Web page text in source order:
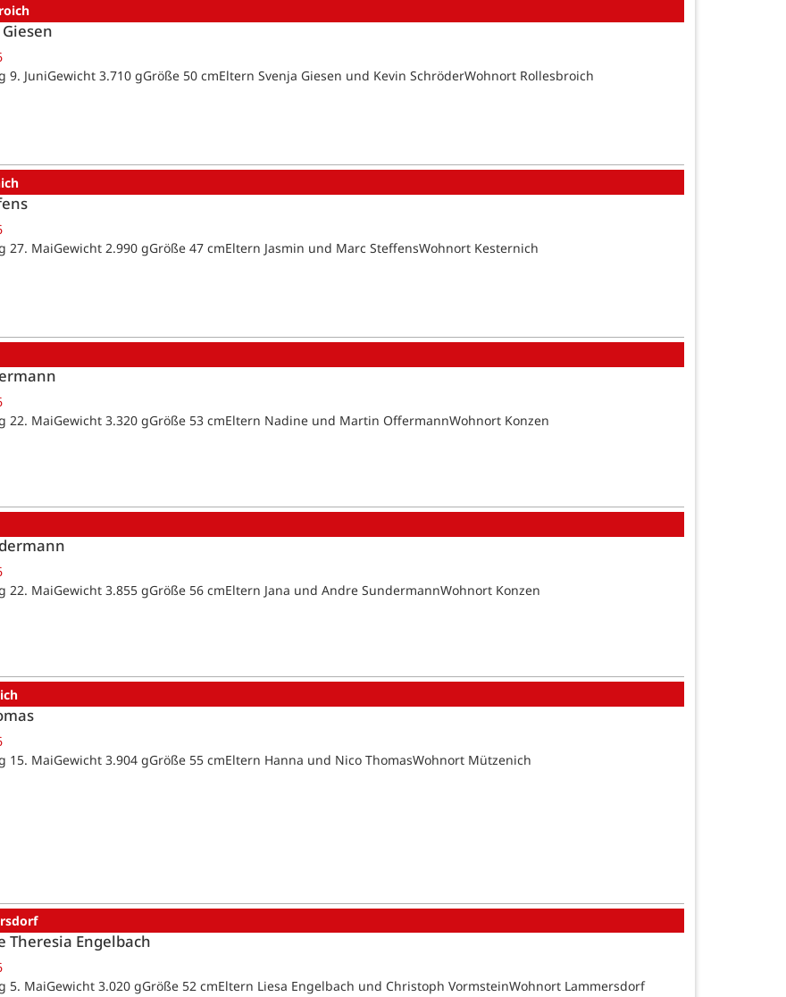
9. JuniGewicht 3.710 gGröße 50 cmEltern Svenja Giesen und Kevin SchröderWohnort Rollesbroich
27. MaiGewicht 2.990 gGröße 47 cmEltern Jasmin und Marc SteffensWohnort Kesternich
22. MaiGewicht 3.320 gGröße 53 cmEltern Nadine und Martin OffermannWohnort Konzen
22. MaiGewicht 3.855 gGröße 56 cmEltern Jana und Andre SundermannWohnort Konzen
15. MaiGewicht 3.904 gGröße 55 cmEltern Hanna und Nico ThomasWohnort Mützenich
Theresia Engelbach
5. MaiGewicht 3.020 gGröße 52 cmEltern Liesa Engelbach und Christoph VormsteinWohnort Lammersdorf